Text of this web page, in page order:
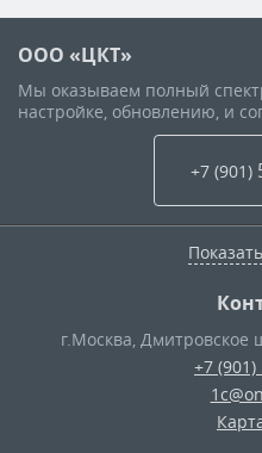
ООО «ЦКТ»
Мы оказываем полный
настройке, обновлению, и
+7 (901)
г.Москва Дмитровское
+7 (901)